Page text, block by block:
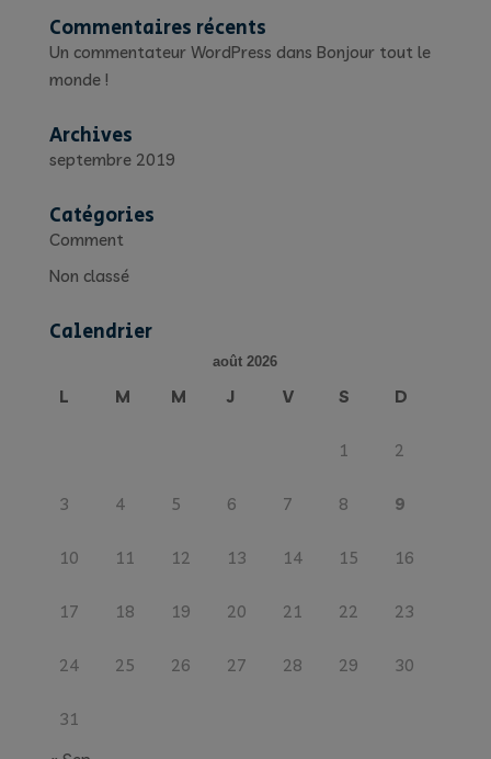
Commentaires récents
Un commentateur WordPress dans Bonjour tout le
monde !
Archives
septembre 2019
Catégories
Comment
Non classé
Calendrier
août 2026
L M M J V S D
1 2
3 4 5 6 7 8 9
10 11 12 13 14 15 16
17 18 19 20 21 22 23
24 25 26 27 28 29 30
31